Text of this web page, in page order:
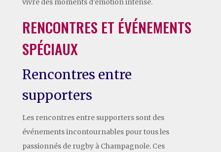
vivre des moments d’émotion intense.
RENCONTRES ET ÉVÉNEMENTS
SPÉCIAUX
Rencontres entre
supporters
Les rencontres entre supporters sont des
événements incontournables pour tous les
passionnés de rugby à Champagnole. Ces